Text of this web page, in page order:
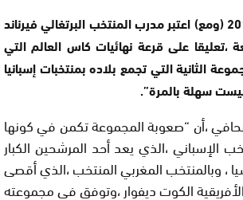
موسكو فاتح دجنبر 2017 (ومع) اعتبر مدرب المنتخب البرتغالي فيرناند
،تعليقا على قرعة نهائيات كاس العالم التي
الثانية التي تجمع بلاده بمنتخبات إسبانيا
سهلة بالمرة”.
،أن “صعوبة المجموعة تكمن في كونها
الإسباني ،الذي يعد أحد المرشحين الكبار
، وبالمنتخب المغربي المنتخب ،الذي أقصى
الكوت ديفوار ،وتوفق في مجموعته